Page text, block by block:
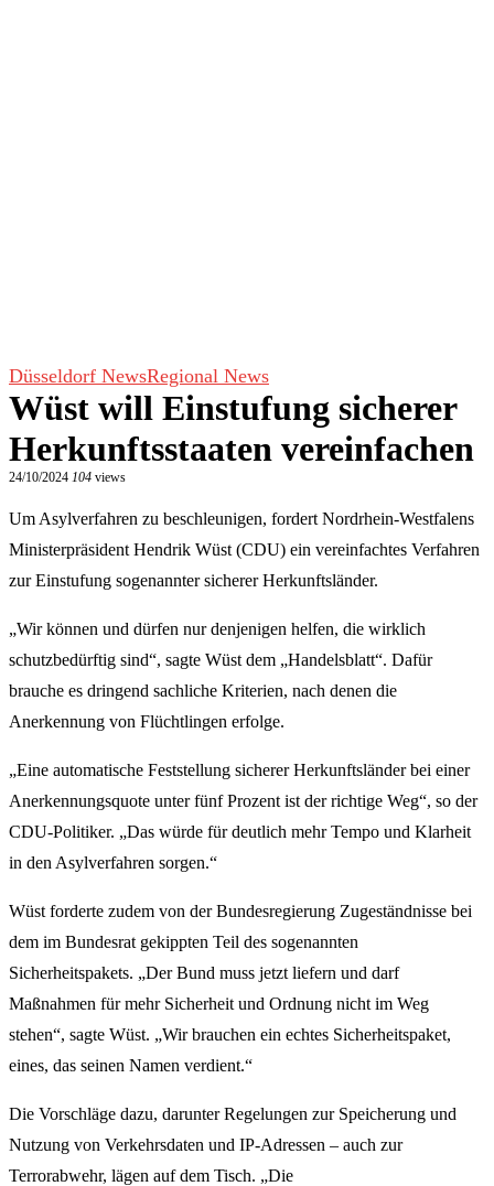
Düsseldorf NewsRegional News
Wüst will Einstufung sicherer
Herkunftsstaaten vereinfachen
24/10/2024 104 views
Um Asylverfahren zu beschleunigen, fordert Nordrhein-Westfalens
Ministerpräsident Hendrik Wüst (CDU) ein vereinfachtes Verfahren
zur Einstufung sogenannter sicherer Herkunftsländer.
„Wir können und dürfen nur denjenigen helfen, die wirklich
schutzbedürftig sind“, sagte Wüst dem „Handelsblatt“. Dafür
brauche es dringend sachliche Kriterien, nach denen die
Anerkennung von Flüchtlingen erfolge.
„Eine automatische Feststellung sicherer Herkunftsländer bei einer
Anerkennungsquote unter fünf Prozent ist der richtige Weg“, so der
CDU-Politiker. „Das würde für deutlich mehr Tempo und Klarheit
in den Asylverfahren sorgen.“
Wüst forderte zudem von der Bundesregierung Zugeständnisse bei
dem im Bundesrat gekippten Teil des sogenannten
Sicherheitspakets. „Der Bund muss jetzt liefern und darf
Maßnahmen für mehr Sicherheit und Ordnung nicht im Weg
stehen“, sagte Wüst. „Wir brauchen ein echtes Sicherheitspaket,
eines, das seinen Namen verdient.“
Die Vorschläge dazu, darunter Regelungen zur Speicherung und
Nutzung von Verkehrsdaten und IP-Adressen – auch zur
Terrorabwehr, lägen auf dem Tisch. „Die